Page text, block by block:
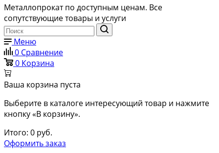
Металлопрокат по доступным ценам. Все
сопутствующие товары и услуги
Меню
0 Сравнение
0 Корзина
Ваша корзина пуста
Выберите в каталоге интересующий товар и нажмите
кнопку «В корзину».
Итого: 0 руб.
Оформить заказ